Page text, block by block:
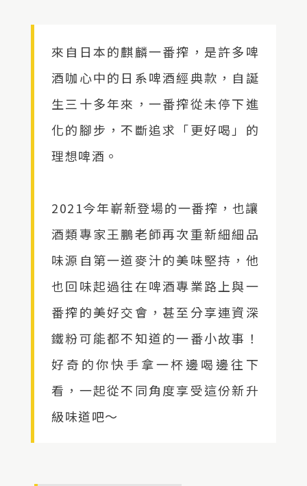
來自日本的麒麟一番搾，是許多啤
酒咖心中的日系啤酒經典款，自誕
生三十多年來，一番搾從未停下進
化的腳步，不斷追求「更好喝」的
理想啤酒。
2021今年嶄新登場的一番搾，也讓
酒類專家王鵬老師再次重新細細品
味源自第一道麥汁的美味堅持，他
也回味起過往在啤酒專業路上與一
番搾的美好交會，甚至分享連資深
鐵粉可能都不知道的一番小故事！
好奇的你快手拿一杯邊喝邊往下
看，一起從不同角度享受這份新升
級味道吧～